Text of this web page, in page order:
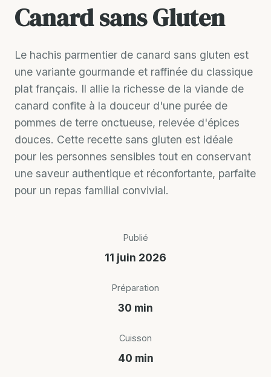
Canard sans Gluten
Le hachis parmentier de canard sans gluten est
une variante gourmande et raffinée du classique
plat français. Il allie la richesse de la viande de
canard confite à la douceur d'une purée de
pommes de terre onctueuse, relevée d'épices
douces. Cette recette sans gluten est idéale
pour les personnes sensibles tout en conservant
une saveur authentique et réconfortante, parfaite
pour un repas familial convivial.
Publié
11 juin 2026
Préparation
30 min
Cuisson
40 min